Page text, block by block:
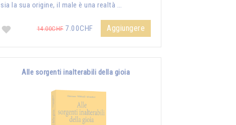
sia la sua origine, il male è una realtà …
14.00CHF7.00CHF Aggiungere
Alle sorgenti inalterabili della gioia